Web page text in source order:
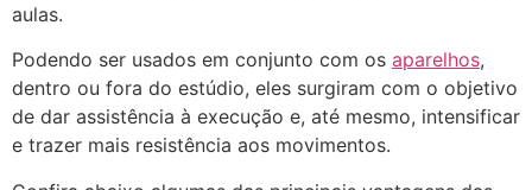
aulas.
Podendo ser usados em conjunto com os aparelhos,
dentro ou fora do estúdio, eles surgiram com o objetivo
de dar assistência à execução e, até mesmo, intensificar
e trazer mais resistência aos movimentos.